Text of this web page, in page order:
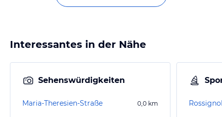
Interessantes in der Nähe
Sehenswürdigkeiten
Maria-Theresien-Straße 0,0 km